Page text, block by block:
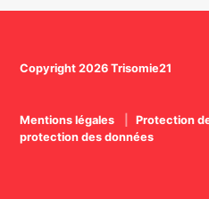
Copyright 2026 Trisomie21
Mentions légales Protection
protection des données